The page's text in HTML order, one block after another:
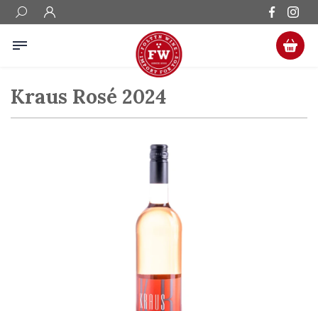
Kraus Rosé 2024